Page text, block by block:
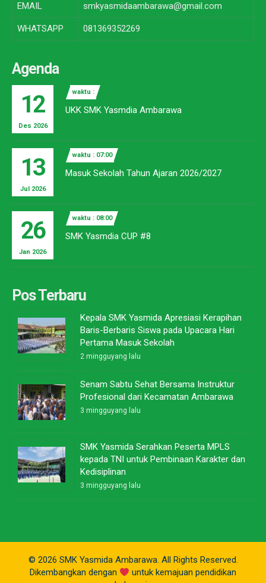
EMAIL smkyasmidaambarawa@gmail.com
WHATSAPP 081369352269
Agenda
12
Des 2026
waktu :
UKK SMK Yasmdia Ambarawa
13
Jul 2026
waktu : 07:00
Masuk Sekolah Tahun Ajaran 2026/2027
26
Jan 2026
waktu : 08:00
SMK Yasmdia CUP #8
Pos Terbaru
Kepala SMK Yasmida Apresiasi Kerapihan
Baris-Berbaris Siswa pada Upacara Hari
Pertama Masuk Sekolah
2 mingguyang lalu
Senam Sabtu Sehat Bersama Instruktur
Profesional dari Kecamatan Ambarawa
3 mingguyang lalu
SMK Yasmida Serahkan Peserta MPLS
kepada TNI untuk Pembinaan Karakter dan
Kedisiplinan
3 mingguyang lalu
© 2026 SMK Yasmida Ambarawa. All Rights Reserved.
Dikembangkan dengan
untuk kemajuan pendidikan